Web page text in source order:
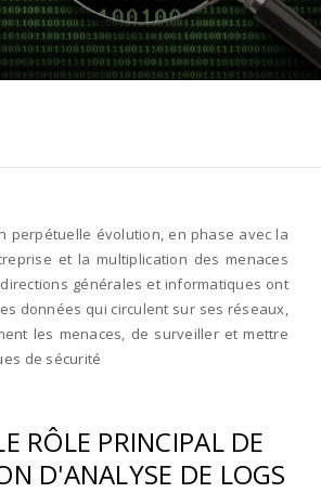
perpétuelle évolution, en phase avec la
et la multiplication des menaces
générales et informatiques ont
données qui circulent sur ses réseaux,
les menaces, de surveiller et mettre
de sécurité
RÔLE PRINCIPAL DE
D'ANALYSE DE LOGS